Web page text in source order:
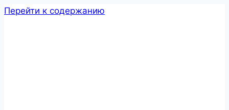
Перейти к содержанию